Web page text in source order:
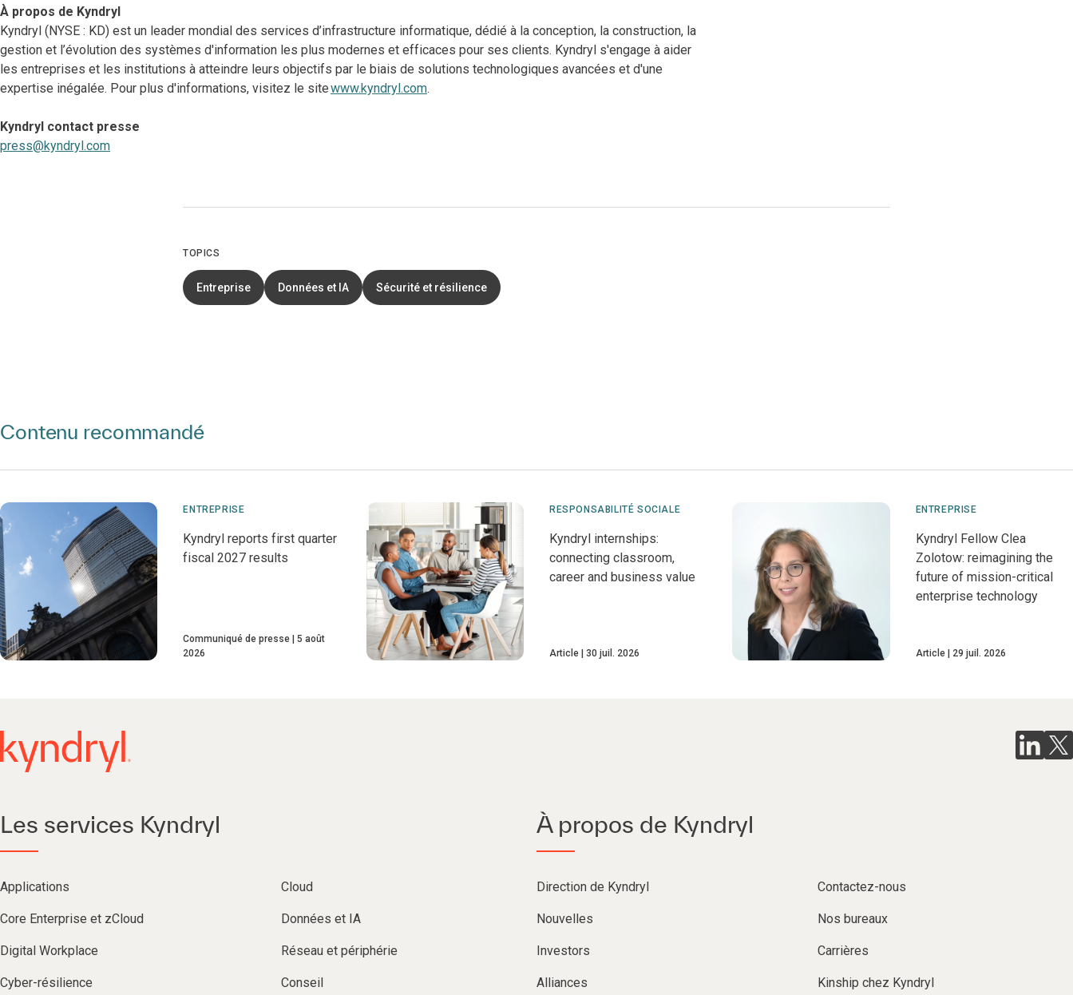
À propos de Kyndryl
Kyndryl (NYSE : KD) est un leader mondial des services d’infrastructure informatique, dédié à la conception, la construction, la
gestion et l’évolution des systèmes d'information les plus modernes et efficaces pour ses clients. Kyndryl s'engage à aider
les entreprises et les institutions à atteindre leurs objectifs par le biais de solutions technologiques avancées et d'une
expertise inégalée. Pour plus d'informations, visitez le sitewww.kyndryl.com.
Kyndryl contact presse
press@kyndryl.com
TOPICS
Entreprise Données et IA Sécurité et résilience
Contenu recommandé
ENTREPRISE
Kyndryl reports first quarter
fiscal 2027 results
Communiqué de presse
5 août
2026
RESPONSABILITÉ SOCIALE
Kyndryl internships:
connecting classroom,
career and business value
Article 30 juil. 2026
ENTREPRISE
Kyndryl Fellow Clea
Zolotow: reimagining the
future of mission-critical
enterprise technology
Article 29 juil. 2026
Les services Kyndryl
Applications Cloud
Core Enterprise et zCloud Données et IA
Digital Workplace Réseau et périphérie
Cyber-résilience Conseil
À propos de Kyndryl
Direction de Kyndryl Contactez-nous
Nouvelles Nos bureaux
Investors Carrières
Alliances Kinship chez Kyndryl